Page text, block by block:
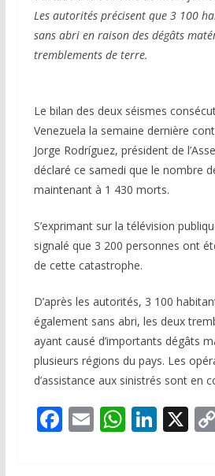
Les autorités précisent que 3 100
sans abri en raison des dégâts
tremblements de terre.
Le bilan des deux séismes
Venezuela la semaine dernière
Jorge Rodríguez, président de
déclaré ce samedi que le nombre
maintenant à 1 430 morts.
S’exprimant sur la télévision
signalé que 3 200 personnes ont
de cette catastrophe.
D’après les autorités, 3 100
également sans abri, les deux
ayant causé d’importants dégâts
plusieurs régions du pays. Les
d’assistance aux sinistrés sont en
F E W Li X